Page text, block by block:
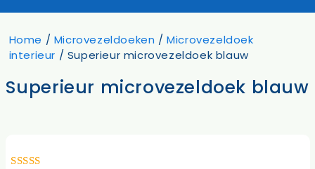
Home / Microvezeldoeken /Microvezeldoek
interieur / Superieur microvezeldoek blauw
Superieur microvezeldoek blauw